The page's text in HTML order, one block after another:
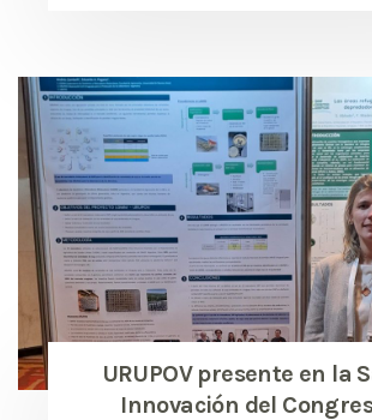
URUPOV presente en la
Innovación del